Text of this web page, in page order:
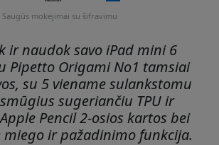
Saugūs mokėjimai su šifravimu
ir naudok savo iPad mini 6
Pipetto Origami No1 tamsiai
su 5 viename sulankstomu
sugeriančiu TPU ir
Pencil 2-osios kartos bei
ir pažadinimo funkcija.